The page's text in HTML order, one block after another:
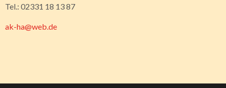
Tel.: 02331 18 13 87
ak-ha@web.de